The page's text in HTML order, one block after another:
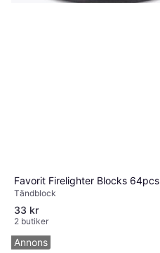
Favorit Firelighter Blocks 64pcs
Tändblock
33 kr
2 butiker
Annons